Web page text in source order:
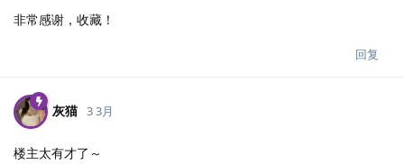
非常感谢，收藏！
回复
灰猫 3 3月
楼主太有才了～